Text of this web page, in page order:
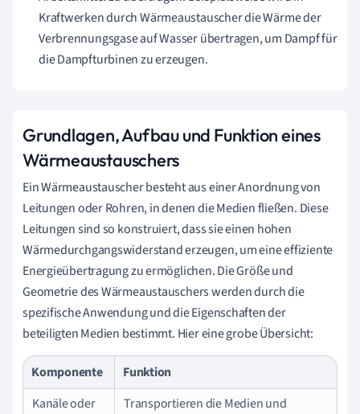
Kraftwerken durch Wärmeaustauscher die Wärme der
Verbrennungsgase auf Wasser übertragen, um Dampf für
die Dampfturbinen zu erzeugen.
Grundlagen, Aufbau und Funktion eines
Wärmeaustauschers
Ein Wärmeaustauscher besteht aus einer Anordnung von
Leitungen oder Rohren, in denen die Medien fließen. Diese
Leitungen sind so konstruiert, dass sie einen hohen
Wärmedurchgangswiderstand erzeugen, um eine effiziente
Energieübertragung zu ermöglichen. Die Größe und
Geometrie des Wärmeaustauschers werden durch die
spezifische Anwendung und die Eigenschaften der
beteiligten Medien bestimmt. Hier eine grobe Übersicht:
Komponente
Funktion
Kanäle oder
Transportieren die Medien und